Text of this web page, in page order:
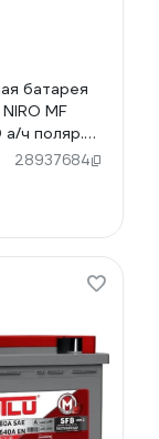
батарея
MF
ч поляр.
L) 90160
28937684